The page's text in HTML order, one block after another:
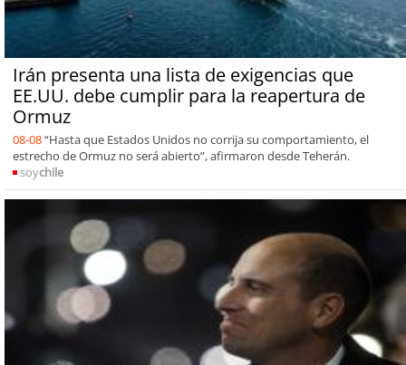
Irán presenta una lista de exigencias que
EE.UU. debe cumplir para la reapertura de
Ormuz
08-08“Hasta que Estados Unidos no corrija su comportamiento, el
estrecho de Ormuz no será abierto”, afirmaron desde Teherán.
soychile